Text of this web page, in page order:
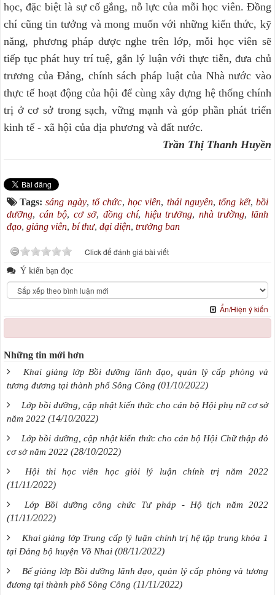
học, đặc biệt là sự cố gắng, nỗ lực của mỗi học viên. Đồng
chí cũng tin tưởng và mong muốn với những kiến thức, kỹ
năng, phương pháp được nghe trên lớp, mỗi học viên sẽ
tiếp tục phát huy trí tuệ, gắn lý luận với thực tiễn, đưa chủ
trương của Đảng, chính sách pháp luật của Nhà nước vào
thực tế hoạt động của hội để cùng xây dựng hệ thống chính
trị ở cơ sở trong sạch, vững mạnh và góp phần phát triển
kinh tế - xã hội của địa phương và đất nước.
Trần Thị Thanh Huyền
Tags:sáng ngày,tổ chức, học viên, thái nguyên,tổng kết,bồi
dưỡng, cán bộ, cơ sở, đồng chí, hiệu trưởng, nhà trường, lãnh
đạo, giảng viên, bí thư, đại diện, trưởng ban
Click để đánh giá bài viết
Ý kiến bạn đọc
Ẩn/Hiện ý kiến
Những tin mới hơn
Khai giảng lớp Bồi dưỡng lãnh đạo, quản lý cấp phòng và
tương đương tại thành phố Sông Công (01/10/2022)
Lớp bồi dưỡng, cập nhật kiến thức cho cán bộ Hội phụ nữ cơ sở
năm 2022 (14/10/2022)
Lớp bồi dưỡng, cập nhật kiến thức cho cán bộ Hội Chữ thập đỏ
cơ sở năm 2022 (28/10/2022)
Hội thi học viên học giỏi lý luận chính trị năm 2022
(11/11/2022)
Lớp Bồi dưỡng công chức Tư pháp - Hộ tịch năm 2022
(11/11/2022)
Khai giảng lớp Trung cấp lý luận chính trị hệ tập trung khóa 1
tại Đảng bộ huyện Võ Nhai (08/11/2022)
Bế giảng lớp Bồi dưỡng lãnh đạo, quản lý cấp phòng và tương
đương tại thành phố Sông Công (11/11/2022)